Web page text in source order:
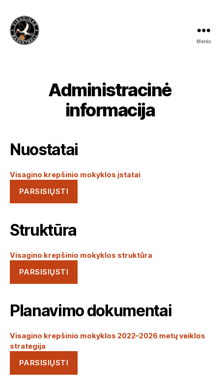
Meniu
Administracinė
informacija
Nuostatai
Visagino krepšinio mokyklos įstatai
PARSISIŲSTI
Struktūra
Visagino krepšinio mokyklos struktūra
PARSISIŲSTI
Planavimo dokumentai
Visagino krepšinio mokyklos 2022–2026 metų veiklos
strategija
PARSISIŲSTI